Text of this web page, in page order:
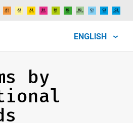
ENGLISH
by